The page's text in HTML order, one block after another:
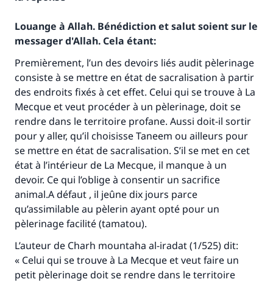
Louange à Allah. Bénédiction et salut soient sur le
messager d'Allah. Cela étant:
Premièrement, l’un des devoirs liés audit pèlerinage
consiste à se mettre en état de sacralisation à partir
des endroits fixés à cet effet. Celui qui se trouve à La
Mecque et veut procéder à un pèlerinage, doit se
rendre dans le territoire profane. Aussi doit-il sortir
pour y aller, qu’il choisisse Taneem ou ailleurs pour
se mettre en état de sacralisation. S’il se met en cet
état à l’intérieur de La Mecque, il manque à un
devoir. Ce qui l’oblige à consentir un sacrifice
animal.A défaut , il jeûne dix jours parce
qu’assimilable au pèlerin ayant opté pour un
pèlerinage facilité (tamatou).
L’auteur de Charh mountaha al-iradat(1/525) dit:
« Celui qui se trouve à La Mecque et veut faire un
petit pèlerinage doit se rendre dans le territoire